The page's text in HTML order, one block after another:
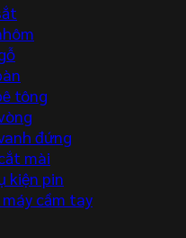
tông
đứng
mài
kiện pin
cầm tay